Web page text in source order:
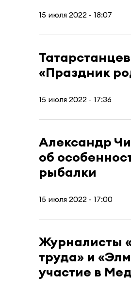
15 июля 2022 - 18:07
«Праздник
15 июля 2022 - 17:36
Александр
об
рыбалки
15 июля 2022 - 17:00
Журналисты
труда» и
участие в